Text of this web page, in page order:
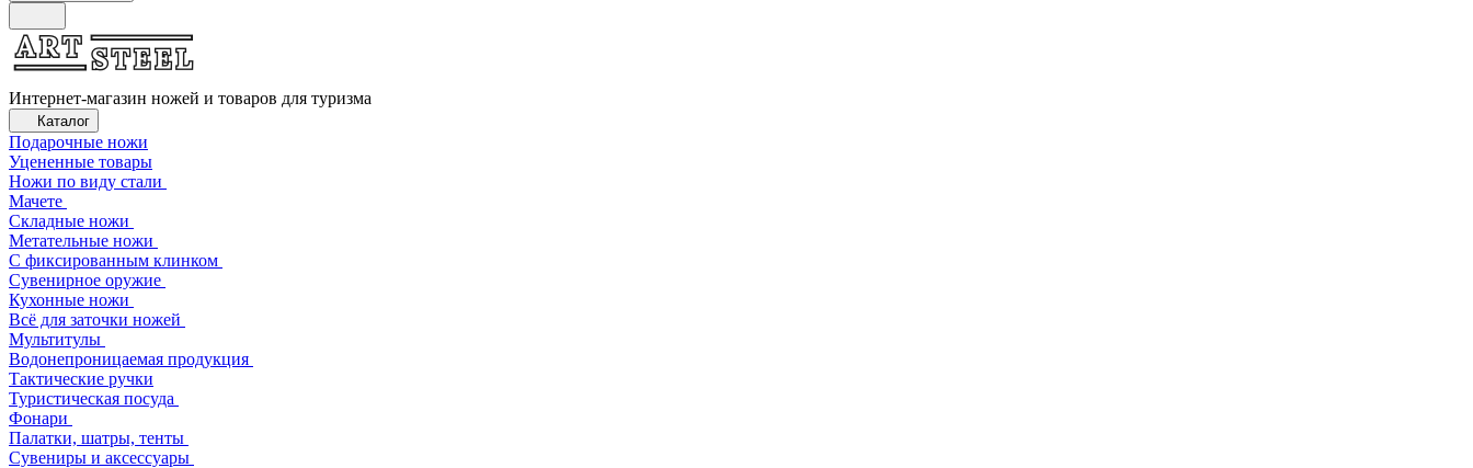
Интернет-магазин ножей и товаров для туризма
Каталог
Подарочные ножи
Уцененные товары
Ножи по виду стали
Мачете
Складные ножи
Метательные ножи
С фиксированным клинком
Сувенирное оружие
Кухонные ножи
Всё для заточки ножей
Мультитулы
Водонепроницаемая продукция
Тактические ручки
Туристическая посуда
Фонари
Палатки, шатры, тенты
Сувениры и аксессуары